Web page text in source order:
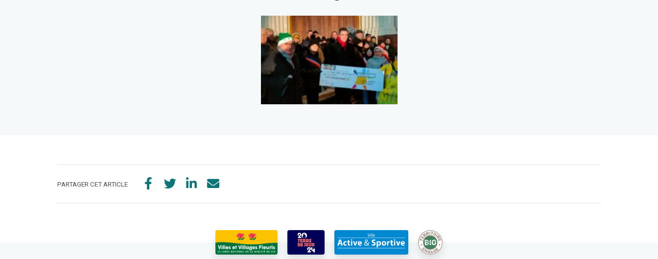
PARTAGER CET ARTICLE